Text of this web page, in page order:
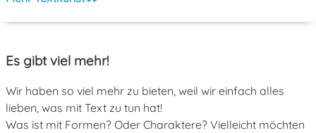
Es gibt viel mehr!
Wir haben so viel mehr zu bieten, weil wir einfach alles
lieben, was mit Text zu tun hat!
Was ist mit Formen? Oder Charaktere? Vielleicht möchten